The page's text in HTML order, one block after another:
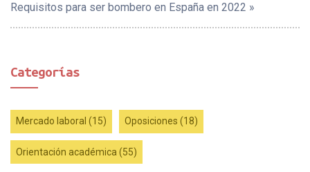
Requisitos para ser bombero en España en 2022 »
Categorías
Mercado laboral (15) Oposiciones (18)
Orientación académica (55)